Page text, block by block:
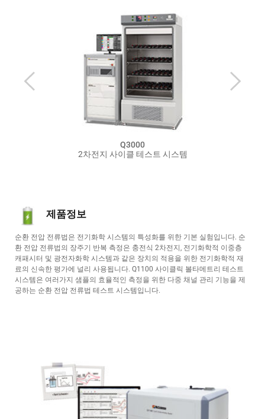
Q3000
2차전지 사이클 테스트 시스템
제품정보
순환 전압 전류법은 전기화학 시스템의 특성화를 위한 기본 실험입니다. 순
환 전압 전류법의 장주기 반복 측정은 충전식 2차전지, 전기화학적 이중층
캐패시터 및 광전자화학 시스템과 같은 장치의 적용을 위한 전기화학적 재
료의 신속한 평가에 널리 사용됩니다. Q1100 사이클릭 볼타메트리 테스트
시스템은 여러가지 샘플의 효율적인 측정을 위한 다중 채널 관리 기능을 제
공하는 순환 전압 전류법 테스트 시스템입니다.